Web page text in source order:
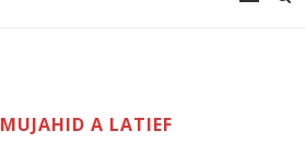
MUJAHID A LATIEF